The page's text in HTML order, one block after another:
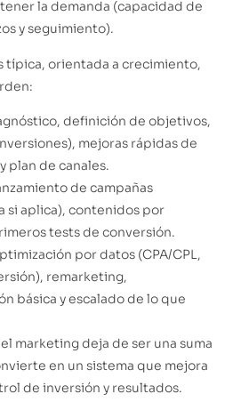
la demanda (capacidad de
y seguimiento).
típica, orientada a crecimiento,
definición de objetivos,
mejoras rápidas de
plan de canales.
de campañas
si aplica), contenidos por
tests de conversión.
por datos (CPA/CPL,
remarketing,
básica y escalado de lo que
marketing deja de ser una suma
en un sistema que mejora
de inversión y resultados.